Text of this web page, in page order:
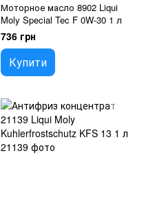
Моторное масло 8902 Liqui
Moly Special Tec F 0W-30 1 л
736 грн
Купити